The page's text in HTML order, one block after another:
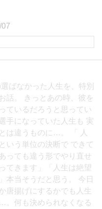
ばなかった人生を、特別
話。 きっとあの時、彼を
ているだろうと思ってい
手になっていた人生も 実
は違うものに…。 「 人
いう単位の決断で できて
っても違う形でやり直せ
てきます」「人生は絶望
本当そうだと思う。 今日
唐揚げにするかでも人生
。何も決められなくなる